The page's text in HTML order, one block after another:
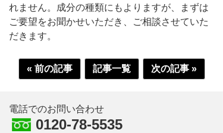
れません。成分の種類にもよりますが、まずは
ご要望をお聞かせいただき、ご相談させていた
だきます。
« 前の記事 記事一覧 次の記事 »
電話でのお問い合わせ
0120-78-5535